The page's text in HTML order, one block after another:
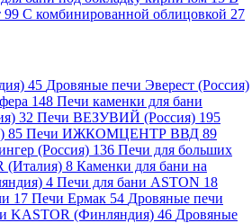
99 С комбинированной облицовкой 27
45 Дровяные печи Эверест (Россия)
148 Печи каменки для бани
32 Печи ВЕЗУВИЙ (Россия) 195
85 Печи ИЖКОМЦЕНТР ВВД 89
(Россия) 136 Печи для больших
(Италия) 8 Каменки для бани на
4 Печи для бани ASTON 18
17 Печи Ермак 54 Дровяные печи
KASTOR (Финляндия) 46 Дровяные